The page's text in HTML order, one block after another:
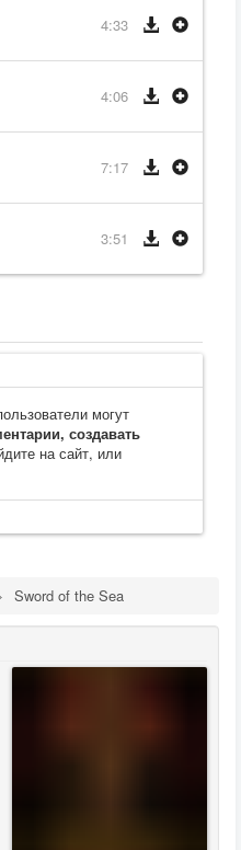
4:33
4:06
7:17
3:51
могут
создавать
на сайт, или
Sword of the Sea